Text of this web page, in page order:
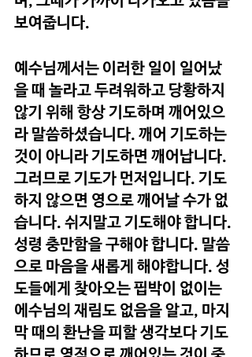
보여줍니다.
예수님께서는 이러한 일이 일어났
을 때 놀라고 두려워하고 당황하지
않기 위해 항상 기도하며 깨어있으
라 말씀하셨습니다. 깨어 기도하는
것이 아니라 기도하면 깨어납니다.
그러므로 기도가 먼저입니다. 기도
하지 않으면 영으로 깨어날 수가 없
습니다. 쉬지말고 기도해야 합니다.
성령 충만함을 구해야 합니다. 말씀
으로 마음을 새롭게 해야합니다. 성
도들에게 찾아오는 핍박이 없이는
에수님의 재림도 없음을 알고, 마지
막 때의 환난을 피할 생각보다 기도